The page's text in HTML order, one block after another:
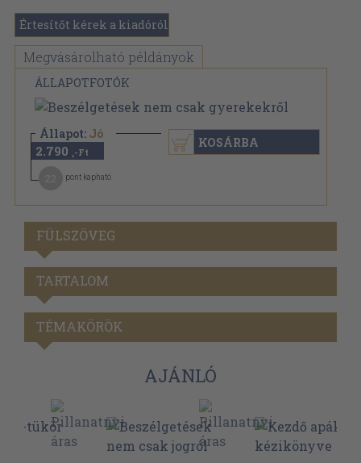
Értesítőt kérek a kiadóról
Megvásárolható példányok
ÁLLAPOTFOTÓK
Állapot: Jó
2.790 ,-Ft
pont kapható
KOSÁRBA
FÜLSZÖVEG
TARTALOM
TÉMAKÖRÖK
AJÁNLÓ